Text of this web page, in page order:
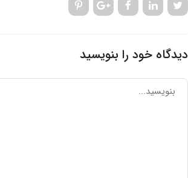
دیدگاه خود را بنویسید